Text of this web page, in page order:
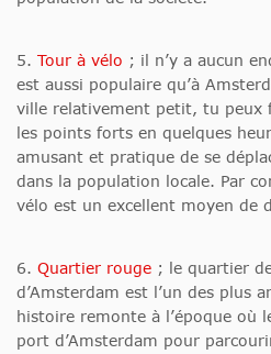
5. Tour à vélo ; il n’y a aucun
est aussi populaire qu’à
ville relativement petit, tu peux
les points forts en quelques
amusant et pratique de se
dans la population locale. Par
vélo est un excellent moyen de
6. Quartier rouge ; le quartier
d’Amsterdam est l’un des plus
histoire remonte à l’époque où
port d’Amsterdam pour